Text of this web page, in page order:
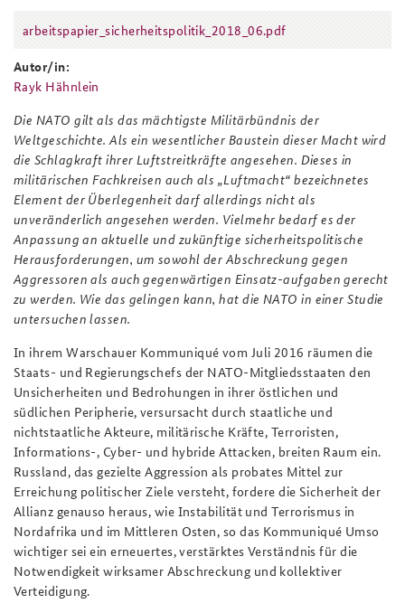
Anfahrt
Freundeskreis
Deutsches Forum Sicherheitspolitik
Arbeitskreis "Junge Sicherheitspolitiker"
Studierendenkonferenz Sicherheitspolitik gestalten
Newsletter-Archiv
arbeitspapier_sicherheitspolitik_2018_06.pdf
Autor/in:
Rayk Hähnlein
Die NATO gilt als das mächtigste Militärbündnis der
Weltgeschichte. Als ein wesentlicher Baustein dieser Macht wird
die Schlagkraft ihrer Luftstreitkräfte angesehen. Dieses in
militärischen Fachkreisen auch als „Luftmacht“ bezeichnetes
Element der Überlegenheit darf allerdings nicht als
unveränderlich angesehen werden. Vielmehr bedarf es der
Anpassung an aktuelle und zukünftige sicherheitspolitische
Herausforderungen, um sowohl der Abschreckung gegen
Aggressoren als auch gegenwärtigen Einsatz-aufgaben gerecht
zu werden. Wie das gelingen kann, hat die NATO in einer Studie
untersuchen lassen.
In ihrem Warschauer Kommuniqué vom Juli 2016 räumen die
Staats- und Regierungschefs der NATO-Mitgliedsstaaten den
Unsicherheiten und Bedrohungen in ihrer östlichen und
südlichen Peripherie, versursacht durch staatliche und
nichtstaatliche Akteure, militärische Kräfte, Terroristen,
Informations-, Cyber- und hybride Attacken, breiten Raum ein.
Russland, das gezielte Aggression als probates Mittel zur
Erreichung politischer Ziele versteht, fordere die Sicherheit der
Allianz genauso heraus, wie Instabilität und Terrorismus in
Nordafrika und im Mittleren Osten, so das Kommuniqué Umso
wichtiger sei ein erneuertes, verstärktes Verständnis für die
Notwendigkeit wirksamer Abschreckung und kollektiver
Verteidigung.